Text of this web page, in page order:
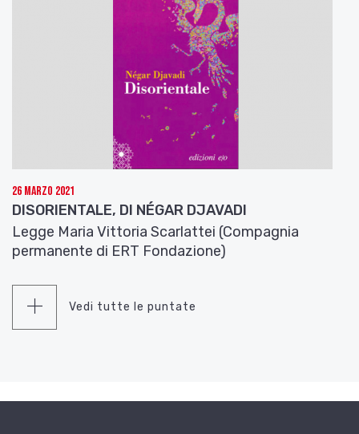
26 Marzo 2021
DISORIENTALE, DI NÉGAR DJAVADI
Legge Maria Vittoria Scarlattei (Compagnia
permanente di ERT Fondazione)
Vedi tutte le puntate